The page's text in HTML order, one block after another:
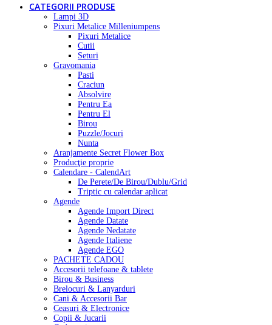
CATEGORII PRODUSE
Lampi 3D
Pixuri Metalice Milleniumpens
Pixuri Metalice
Cutii
Seturi
Gravomania
Pasti
Craciun
Absolvire
Pentru Ea
Pentru El
Birou
Puzzle/Jocuri
Nunta
Aranjamente Secret Flower Box
Producţie proprie
Calendare - CalendArt
De Perete/De Birou/Dublu/Grid
Triptic cu calendar aplicat
Agende
Agende Import Direct
Agende Datate
Agende Nedatate
Agende Italiene
Agende EGO
PACHETE CADOU
Accesorii telefoane & tablete
Birou & Business
Brelocuri & Lanyarduri
Cani & Accesorii Bar
Ceasuri & Electronice
Copii & Jucarii